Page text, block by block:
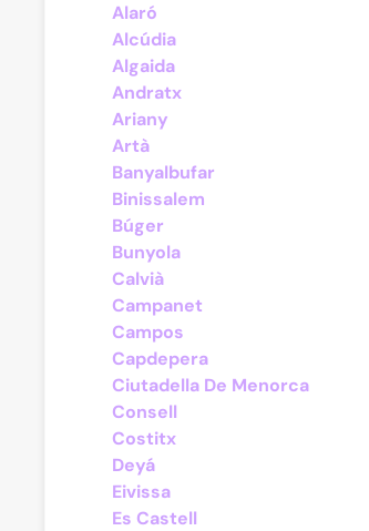
Alaró
Alcúdia
Algaida
Andratx
Ariany
Artà
Banyalbufar
Binissalem
Búger
Bunyola
Calvià
Campanet
Campos
Capdepera
Ciutadella De Menorca
Consell
Costitx
Deyá
Eivissa
Es Castell